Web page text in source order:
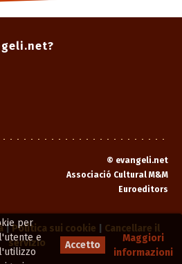
per
e
Accetto
Maggiori
informazioni
© evangeli.net
Associació Cultural M&M
Euroeditors
|Politica sui cookie
Cancellare il
servizio